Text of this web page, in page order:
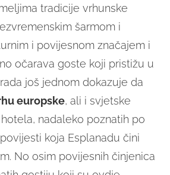
tradicije vrhunske
šarmom i
i povijesnom značajem i
očarava goste koji pristižu u
još jednom dokazuje da
europske, ali i svjetske
nadaleko poznatih po
koja Esplanadu čini
No osim povijesnih činjenica